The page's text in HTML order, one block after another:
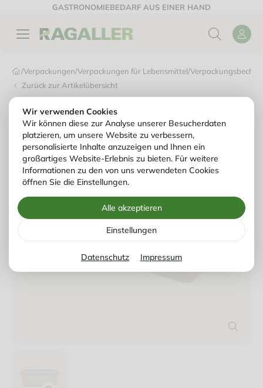
Wir verwenden Cookies
Wir können diese zur Analyse unserer Besucherdaten
platzieren, um unsere Website zu verbessern,
personalisierte Inhalte anzuzeigen und Ihnen ein
großartiges Website-Erlebnis zu bieten. Für weitere
Informationen zu den von uns verwendeten Cookies
öffnen Sie die Einstellungen.
Alle akzeptieren
Einstellungen
Datenschutz Impressum
GASTRONOMIEBEDARF AUS EINER HAND
/Verpackungen/Verpackungen für Lebensmittel/Verpackungsbecher
Zurück zur Artikelübersicht